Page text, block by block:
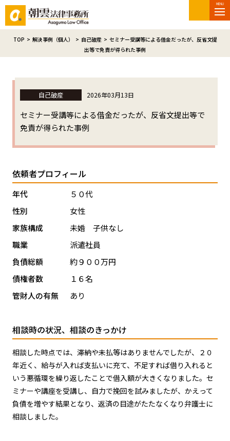
MENU
TOP > 解決事例（個人） > 自己破産> セミナー受講等による借金だったが、反省文提
出等で免責が得られた事例
自己破産 2026年03月13日
セミナー受講等による借金だったが、反省文提出等で
免責が得られた事例
依頼者プロフィール
年代
５０代
性別
女性
家族構成
未婚 子供なし
職業
派遣社員
負債総額
約９００万円
債権者数
１６名
管財人の有無
あり
相談時の状況、相談のきっかけ
相談した時点では、滞納や未払等はありませんでしたが、２０
年近く、給与が入れば支払いに充て、不足すれば借り入れると
いう悪循環を繰り返したことで借入額が大きくなりました。セ
ミナーや講座を受講し、自力で挽回を試みましたが、かえって
負債を増やす結果となり、返済の目途がたたなくなり弁護士に
相談しました。